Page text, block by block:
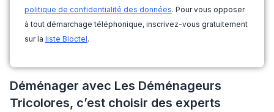
politique de confidentialité des données. Pour vous opposer
à tout démarchage téléphonique, inscrivez-vous gratuitement
sur la liste Bloctel.
Déménager avec Les Déménageurs
Tricolores, c’est choisir des experts